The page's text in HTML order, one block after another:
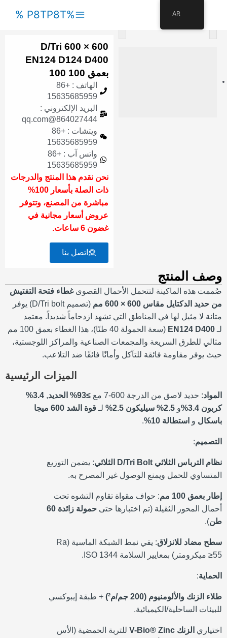
القائمة
%P8TP8T %
600 × 600 D/Tri
EN124 D124 D400
بعمق 100 100
الهاتف : +86
15635685959
البريد الإلكتروني :
864027444@qq.com
ويتشات : +86
15635685959
واتس آب : +86
15635685959
نحن نقدم هذا المنتج والدرجات
ذات الصلة بأسعار 100%
مباشرة من المصنع، وتتوفر
عروض أسعار مجانية في
غضون 6 ساعات.
اتصل بنا
وصف المنتج
صُممت هذه الماكينة لتتحمل الأحمال القصوىغطاء فتحة التفتيش
من حديد الدكتايل مقاس 600 × 600 مم
(تصميم D/Tri bolt) يوفر
متانة لا مثيل لها في المناطق التي تشهد ازدحاماً شديداً. معتمد
لـ EN124 D400
(سعة الحمولة 40 طنًا)، هذا الغطاء بعمق 100 مم
مثالي للطرق السريعة والمجمعات الصناعية والمراكز اللوجستية،
حيث يوفر مقاومة فائقة للتآكل وأمانًا فائقًا ضد التلاعب.
الميزات الرئيسية
المواد: حديد لاصق من الدرجة 600-7 مع ≥93% الحديد ,
3.4%
كربون 3.4%
و 2.5% سيليكون 2.5% لـ
قوة الشد 600 ميجا
باسكال و استطالة 10% .
التصميم:
نظام الترباس الثلاثي D/Tri Bolt الثلاثي
: يضمن التوزيع
المتساوي للحمل ويمنع الوصول غير المصرح به.
إطار بعمق 100 مم
: حواف مقواة تقاوم التشوه تحت
أحمال المحور الثقيلة (تم اختبارها حتى
حمولة زائدة 60
طن).
سطح مضاد للانزلاق
: يفي نمط الشبكة الماسية (Ra
≥55 ميكرومتر) بمعايير السلامة ISO 1344.
الحماية:
طلاء الزنك والألومنيوم (200 جم/م²)
+ طبقة إيبوكسي
للبيئات الساحلية/الكيميائية.
اختياري الزنك V-Bio® Zinc
للتربة الحمضية (الأس
AR